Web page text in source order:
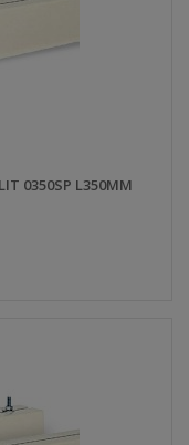
0350SP L350MM